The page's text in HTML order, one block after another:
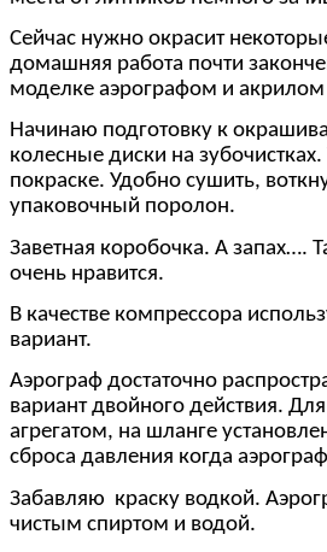
Сейчас нужно окрасит
домашняя работа почти
моделке аэрографом и акрилом
Начинаю подготовку к
колесные диски на
покраске. Удобно сушить,
упаковочный поролон.
Заветная коробочка. А запах….
очень нравится.
В качестве компрессора
вариант.
Аэрограф достаточно
вариант двойного действия.
агрегатом, на шланге
сброса давления когда
Забавляю краску водкой.
чистым спиртом и водой.